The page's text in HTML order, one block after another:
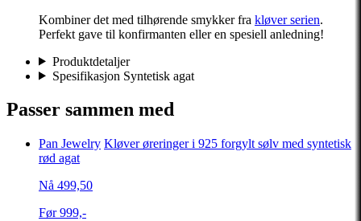
Kombiner det med tilhørende smykker fra kløver serien.
Perfekt gave til konfirmanten eller en spesiell anledning!
Produktdetaljer
Spesifikasjon Syntetisk agat
Passer sammen med
Pan Jewelry Kløver øreringer i 925 forgylt sølv med syntetisk
rød agat
Nå 499,50
Før 999,-